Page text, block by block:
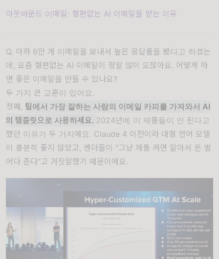
아웃바운드 이메일: 형편없는 AI 이메일을 받는 이유
Q. 아까 6만 개 이메일을 보내서 높은 응답률을 봤다고 하셨는
데, 요즘 형편없는 AI 이메일이 정말 많이 오잖아요. 어떻게 하
면 좋은 이메일을 만들 수 있나요?
두 가지 큰 교훈이 있어요.
첫째, 팀에서 가장 잘하는 사람의 이메일 카피를 가져와서 AI
의 템플릿으로 사용하세요. 2024년에 이 제품들이 안 된다고
했던 이유가 두 가지예요. Claude 4 이전이라 대형 언어 모델
이 충분히 좋지 않았고, 벤더들이 "그냥 제품 켜면 알아서 돈 벌
어다 준다"고 거짓말했기 때문이에요.